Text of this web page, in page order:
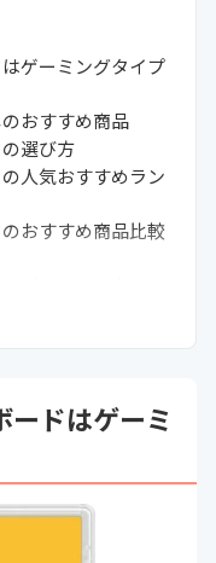
ゲーミングタイプ
おすすめ商品
選び方
人気おすすめラン
おすすめ商品比較
一緒にマウスもチ
は慣れるまでが難
ードもチェック
めのゲーム機能を
ードはゲーミ